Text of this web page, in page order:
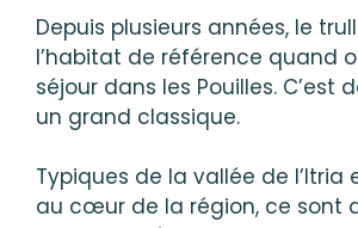
Depuis plusieurs années, le
l’habitat de référence quand
séjour dans les Pouilles. C’est
un grand classique.
Typiques de la vallée de l’Itria
au cœur de la région, ce sont